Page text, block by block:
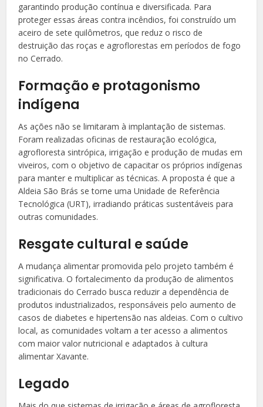
garantindo produção contínua e diversificada. Para
proteger essas áreas contra incêndios, foi construído um
aceiro de sete quilômetros, que reduz o risco de
destruição das roças e agroflorestas em períodos de fogo
no Cerrado.
Formação e protagonismo
indígena
As ações não se limitaram à implantação de sistemas.
Foram realizadas oficinas de restauração ecológica,
agrofloresta sintrópica, irrigação e produção de mudas em
viveiros, com o objetivo de capacitar os próprios indígenas
para manter e multiplicar as técnicas. A proposta é que a
Aldeia São Brás se torne uma Unidade de Referência
Tecnológica (URT), irradiando práticas sustentáveis para
outras comunidades.
Resgate cultural e saúde
A mudança alimentar promovida pelo projeto também é
significativa. O fortalecimento da produção de alimentos
tradicionais do Cerrado busca reduzir a dependência de
produtos industrializados, responsáveis pelo aumento de
casos de diabetes e hipertensão nas aldeias. Com o cultivo
local, as comunidades voltam a ter acesso a alimentos
com maior valor nutricional e adaptados à cultura
alimentar Xavante.
Legado